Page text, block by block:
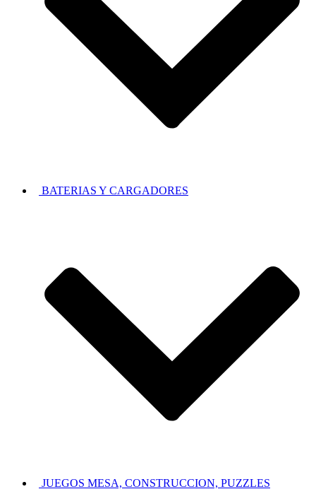
BATERIAS Y CARGADORES
JUEGOS MESA, CONSTRUCCION, PUZZLES